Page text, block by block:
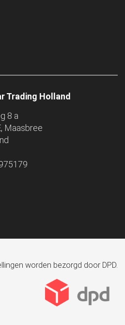
Trading Holland
8 a
Maasbree
worden bezorgd door DPD.